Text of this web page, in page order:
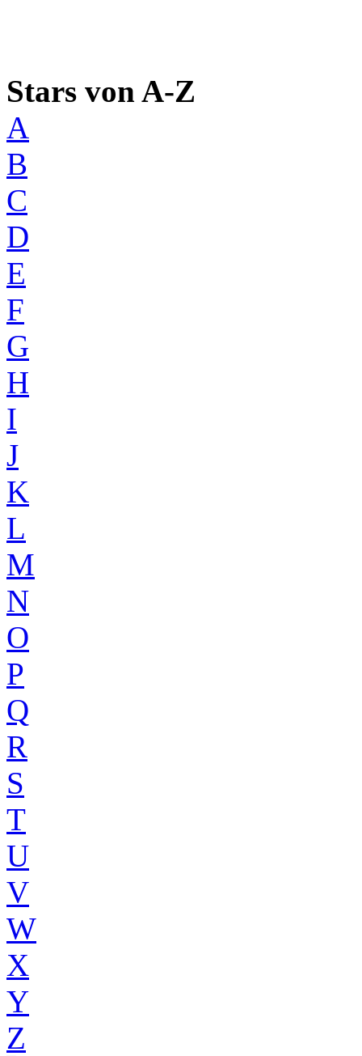
Stars von A-Z
A
B
C
D
E
F
G
H
I
J
K
L
M
N
O
P
Q
R
S
T
U
V
W
X
Y
Z